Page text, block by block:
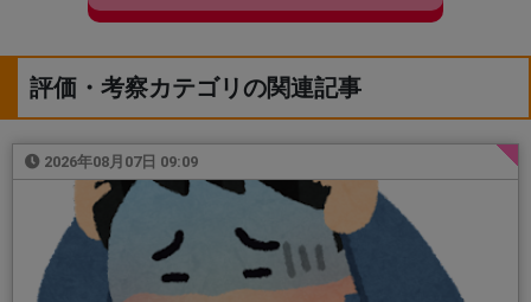
評価・考察カテゴリの関連記事
2026年08月07日 09:09